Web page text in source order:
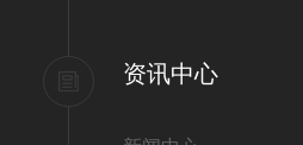
资讯中心